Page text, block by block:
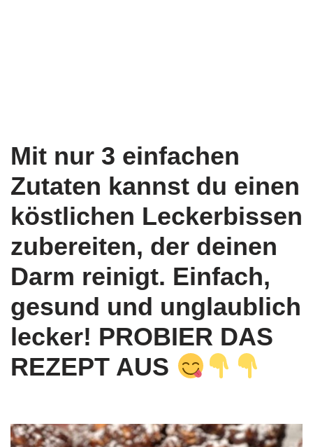
Mit nur 3 einfachen
Zutaten kannst du einen
köstlichen Leckerbissen
zubereiten, der deinen
Darm reinigt. Einfach,
gesund und unglaublich
lecker! PROBIER DAS
REZEPT AUS